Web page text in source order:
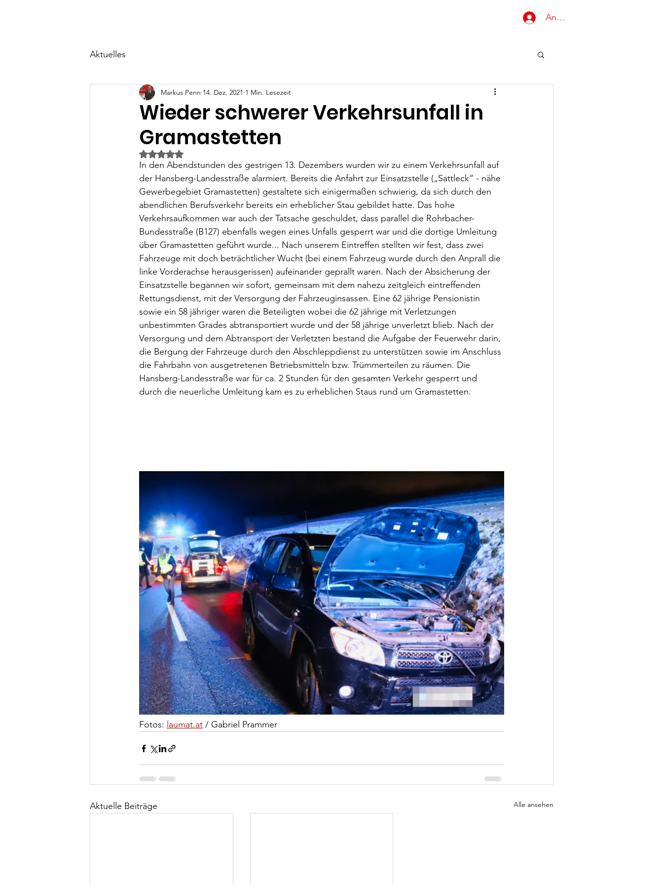
Anmelden
Aktuelles
Wieder schwerer Verkehrsunfall in
Gramastetten
Markus Penn 14. Dez. 2021 1 Min. Lesezeit
Mit NaN von 5 Sternen bewertet.
In den Abendstunden des gestrigen 13. Dezembers wurden wir zu einem Verkehrsunfall auf
der Hansberg-Landesstraße alarmiert. Bereits die Anfahrt zur Einsatzstelle („Sattleck“ - nähe
Gewerbegebiet Gramastetten) gestaltete sich einigermaßen schwierig, da sich durch den
abendlichen Berufsverkehr bereits ein erheblicher Stau gebildet hatte. Das hohe
Verkehrsaufkommen war auch der Tatsache geschuldet, dass parallel die Rohrbacher-
Bundesstraße (B127) ebenfalls wegen eines Unfalls gesperrt war und die dortige Umleitung
über Gramastetten geführt wurde... Nach unserem Eintreffen stellten wir fest, dass zwei
Fahrzeuge mit doch beträchtlicher Wucht (bei einem Fahrzeug wurde durch den Anprall die
linke Vorderachse herausgerissen) aufeinander geprallt waren. Nach der Absicherung der
Einsatzstelle begannen wir sofort, gemeinsam mit dem nahezu zeitgleich eintreffenden
Rettungsdienst, mit der Versorgung der Fahrzeuginsassen. Eine 62 jährige Pensionistin
sowie ein 58 jähriger waren die Beteiligten wobei die 62 jährige mit Verletzungen
unbestimmten Grades abtransportiert wurde und der 58 jährige unverletzt blieb. Nach der
Versorgung und dem Abtransport der Verletzten bestand die Aufgabe der Feuerwehr darin,
die Bergung der Fahrzeuge durch den Abschleppdienst zu unterstützen sowie im Anschluss
die Fahrbahn von ausgetretenen Betriebsmitteln bzw. Trümmerteilen zu räumen. Die
Hansberg-Landesstraße war für ca. 2 Stunden für den gesamten Verkehr gesperrt und
durch die neuerliche Umleitung kam es zu erheblichen Staus rund um Gramastetten.
Fotos: laumat.at / Gabriel Prammer
Aktuelle Beiträge Alle ansehen